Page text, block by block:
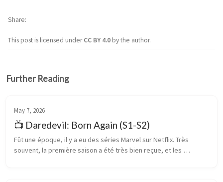
This post is licensed underCC BY 4.0by the author.
Share
Further Reading
May 7, 2026
📺 Daredevil: Born Again (S1-S2)
Fût une époque, il y a eu des séries Marvel sur Netflix. Très
souvent, la première saison a été très bien reçue, et les